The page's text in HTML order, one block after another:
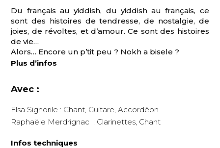
Du français au yiddish, du yiddish au français, ce
sont des histoires de tendresse, de nostalgie, de
joies, de révoltes, et d’amour. Ce sont des histoires
de vie…
Alors… Encore un p’tit peu ? Nokh a bisele ?
Plus d’infos
Avec :
Elsa Signorile : Chant, Guitare, Accordéon
Raphaële Merdrignac : Clarinettes, Chant
Infos techniques